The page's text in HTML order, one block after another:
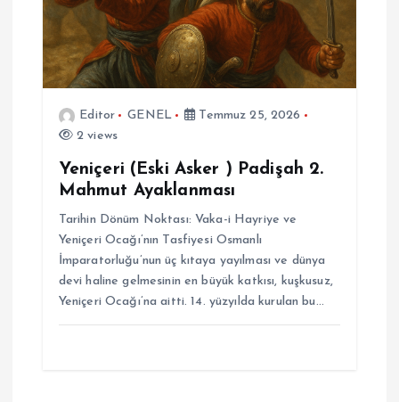
Editor GENEL
Temmuz 25, 2026
2 views
Yeniçeri (Eski Asker ) Padişah 2.
Mahmut Ayaklanması
Tarihin Dönüm Noktası: Vaka-i Hayriye ve
Yeniçeri Ocağı’nın Tasfiyesi Osmanlı
İmparatorluğu’nun üç kıtaya yayılması ve dünya
devi haline gelmesinin en büyük katkısı, kuşkusuz,
Yeniçeri Ocağı’na aitti. 14. yüzyılda kurulan bu…